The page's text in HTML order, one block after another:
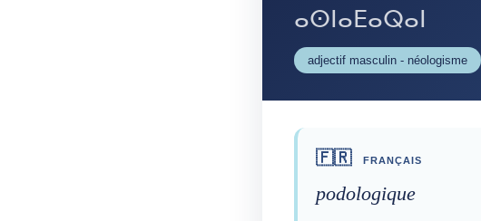
ⴰⵙⵏⴰⴹⴰⵕⴰⵏ
adjectif masculin - néologisme
🇫🇷 FRANÇAIS
podologique